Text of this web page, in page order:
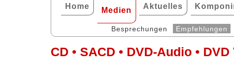
Home Medien Aktuelles
Besprechungen Empfehlungen
CD • SACD • DVD-Audio •